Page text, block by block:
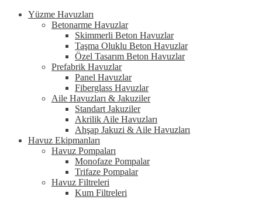
Yüzme Havuzları
Betonarme Havuzlar
Skimmerli Beton Havuzlar
Taşma Oluklu Beton Havuzlar
Özel Tasarım Beton Havuzlar
Prefabrik Havuzlar
Panel Havuzlar
Fiberglass Havuzlar
Aile Havuzları & Jakuziler
Standart Jakuziler
Akrilik Aile Havuzları
Ahşap Jakuzi & Aile Havuzları
Havuz Ekipmanları
Havuz Pompaları
Monofaze Pompalar
Trifaze Pompalar
Havuz Filtreleri
Kum Filtreleri